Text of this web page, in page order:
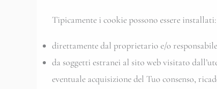
Tipicamente i cookie possono essere installati:
direttamente dal proprietario e/o
da soggetti estranei al sito web visitato
eventuale acquisizione del Tuo consenso,